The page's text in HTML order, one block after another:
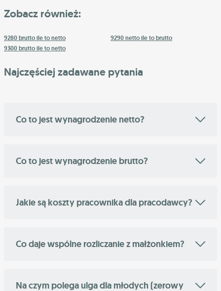
Zobacz również:
9280 brutto ile to netto
9290 netto ile to brutto
9300 brutto ile to netto
Najczęściej zadawane pytania
Co to jest wynagrodzenie netto?
Co to jest wynagrodzenie brutto?
Jakie są koszty pracownika dla pracodawcy?
Co daje wspólne rozliczanie z małżonkiem?
Na czym polega ulga dla młodych (zerowy